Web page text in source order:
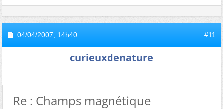
04/04/2007, 14h40 #11
curieuxdenature
Re : Champs magnétique